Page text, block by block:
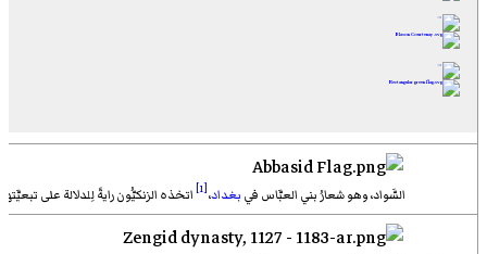
السَّواد، وهو شعارُ بني العبَّاس في بغداد، [1] اتخذه الزنكيُّون رايةً لِلدلالة على